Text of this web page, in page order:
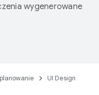
wygenerowane
UI Design